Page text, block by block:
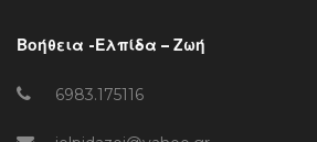
Βοήθεια -Ελπίδα – Ζωή
6983.175116